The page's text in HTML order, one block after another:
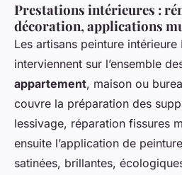
Prestations intérieures :
décoration, applications
Les artisans peinture intérieure
interviennent sur l’ensemble
appartement, maison ou
couvre la préparation des
lessivage, réparation fissures
ensuite l’application de
satinées, brillantes,